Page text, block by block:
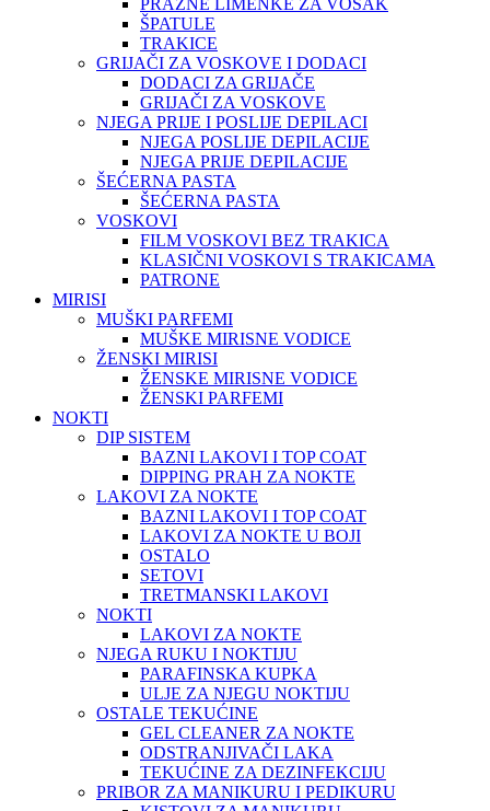
PRAZNE LIMENKE ZA VOSAK
ŠPATULE
TRAKICE
GRIJAČI ZA VOSKOVE I DODACI
DODACI ZA GRIJAČE
GRIJAČI ZA VOSKOVE
NJEGA PRIJE I POSLIJE DEPILACI
NJEGA POSLIJE DEPILACIJE
NJEGA PRIJE DEPILACIJE
ŠEĆERNA PASTA
ŠEĆERNA PASTA
VOSKOVI
FILM VOSKOVI BEZ TRAKICA
KLASIČNI VOSKOVI S TRAKICAMA
PATRONE
MIRISI
MUŠKI PARFEMI
MUŠKE MIRISNE VODICE
ŽENSKI MIRISI
ŽENSKE MIRISNE VODICE
ŽENSKI PARFEMI
NOKTI
DIP SISTEM
BAZNI LAKOVI I TOP COAT
DIPPING PRAH ZA NOKTE
LAKOVI ZA NOKTE
BAZNI LAKOVI I TOP COAT
LAKOVI ZA NOKTE U BOJI
OSTALO
SETOVI
TRETMANSKI LAKOVI
NOKTI
LAKOVI ZA NOKTE
NJEGA RUKU I NOKTIJU
PARAFINSKA KUPKA
ULJE ZA NJEGU NOKTIJU
OSTALE TEKUĆINE
GEL CLEANER ZA NOKTE
ODSTRANJIVAČI LAKA
TEKUĆINE ZA DEZINFEKCIJU
PRIBOR ZA MANIKURU I PEDIKURU